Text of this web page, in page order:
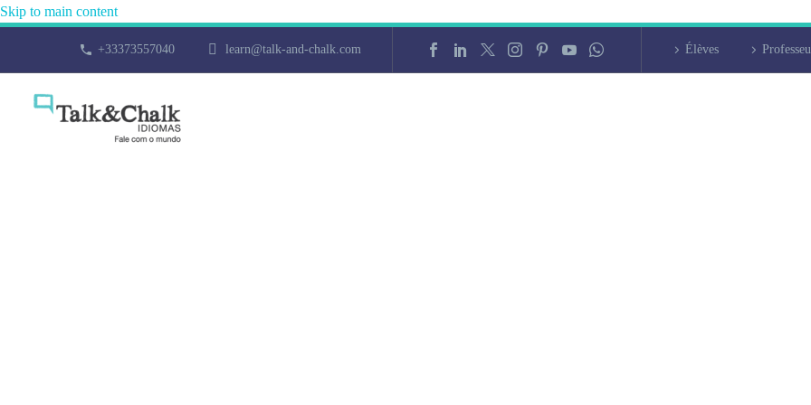
Skip to main content
+33373557040 learn@talk-and-chalk.com Élèves